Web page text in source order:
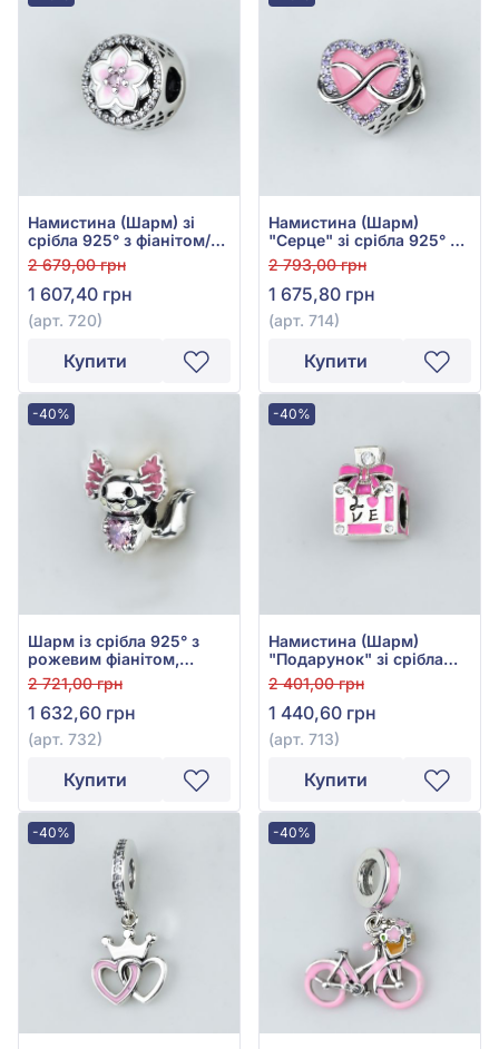
Намистина (Шарм) зі
срібла 925° з фіанітом/
куб.цирконієм, рожевою
емаллю та рожевим
фіанітом/куб.цирконієм,
арт. 720
2 679,00 грн
1 607,40 грн
(арт. 720)
Купити
Намистина (Шарм)
"Серце" зі срібла 925° з
Рожевою Емаллю та
Фіолетовим Фіанітом/
куб.цирконієм, арт. 714
2 793,00 грн
1 675,80 грн
(арт. 714)
Купити
-40%
Шарм із срібла 925° з
рожевим фіанітом,
рожевою та чорною
емаллю, арт. 732
2 721,00 грн
1 632,60 грн
(арт. 732)
Купити
-40%
Намистина (Шарм)
"Подарунок" зі срібла
925° з рожевим
фіанітом/куб.цирконієм
та емаллю, арт. 713
2 401,00 грн
1 440,60 грн
(арт. 713)
Купити
-40% -40%